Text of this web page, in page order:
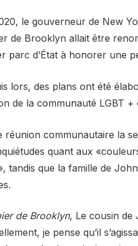
le gouverneur de New
de Brooklyn allait être
parc d’État à honorer une
lors, des plans ont été
de la communauté LGBT
réunion communautaire la
quant aux
tandis que la famille de
de Brooklyn, Le cousin de
je pense qu’il